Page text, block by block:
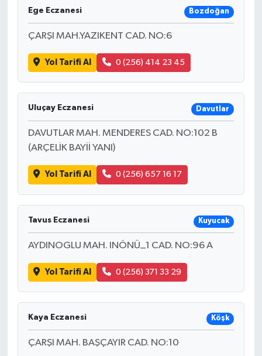
Ege Eczanesi Bozdoğan
ÇARŞI MAH.YAZIKENT CAD. NO:6
Yol Tarifi Al 0 (256) 414 23 45
Uluçay Eczanesi Davutlar
DAVUTLAR MAH. MENDERES CAD. NO:102 B
(ARÇELİK BAYİİ YANI)
Yol Tarifi Al 0 (256) 657 16 17
Tavus Eczanesi Kuyucak
AYDINOGLU MAH. INÖNÜ_1 CAD. NO:96 A
Yol Tarifi Al 0 (256) 371 33 29
Kaya Eczanesi Köşk
ÇARŞI MAH. BAŞÇAYIR CAD. NO:10